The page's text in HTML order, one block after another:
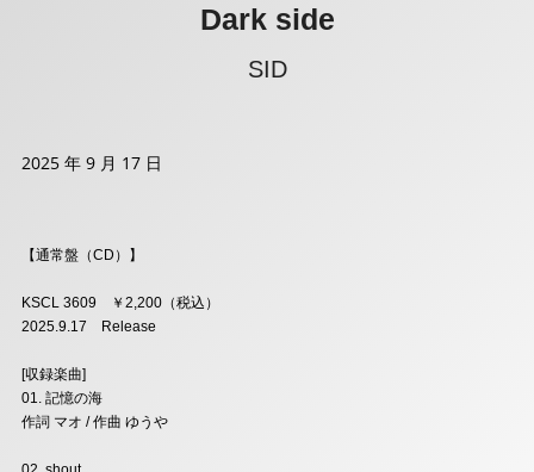
Dark side
SID
2025 年 9 月 17 日
【通常盤（CD）】
KSCL 3609 ￥2,200（税込）
2025.9.17 Release
[収録楽曲]
01. 記憶の海
作詞 マオ / 作曲 ゆうや